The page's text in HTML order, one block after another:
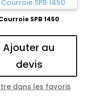
SPB 1450
Ajouter au
devis
dans les favoris